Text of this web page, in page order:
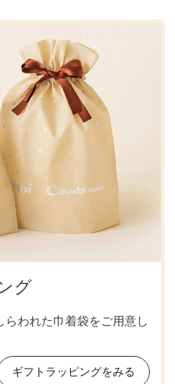
グ
らわれた巾着袋をご用意し
ギフトラッピングをみる